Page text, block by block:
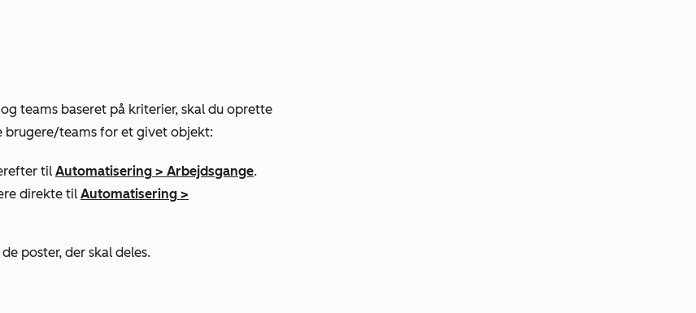
teams baseret på kriterier, skal du oprette
brugere/teams for et givet objekt:
til Automatisering > Arbejdsgange.
direkte til Automatisering >
poster, der skal deles.